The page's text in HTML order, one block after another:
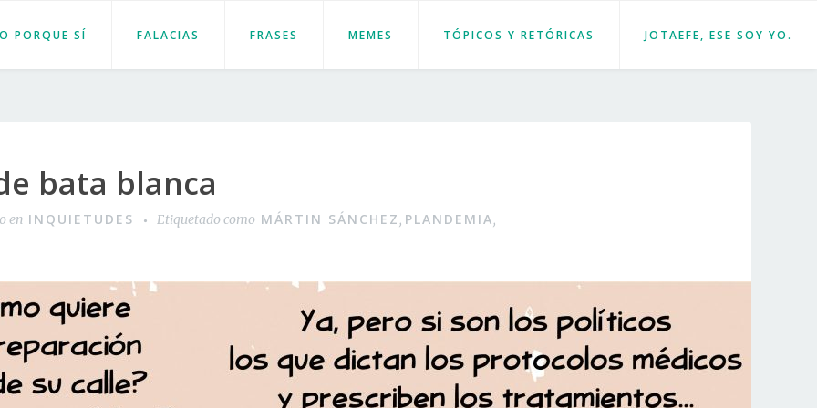
PORQUE SÍ FALACIAS FRASES MEMES TÓPICOS Y RETÓRICAS JOTAEFE, ESE SOY YO.
bata blanca
en INQUIETUDES Etiquetado como MÁRTIN SÁNCHEZ, PLANDEMIA,